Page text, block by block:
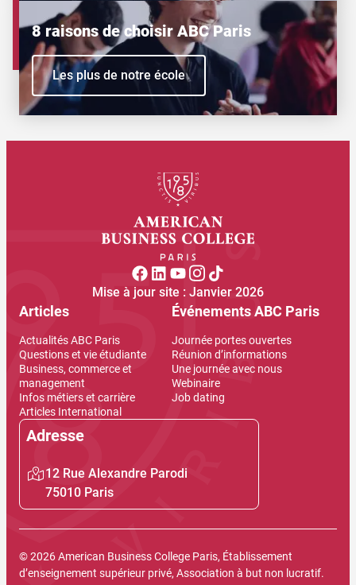
8 raisons de choisir ABC Paris
Les plus de notre école
Mise à jour site : Janvier 2026
Articles
Actualités ABC Paris
Questions et vie étudiante
Business, commerce et
management
Infos métiers et carrière
Articles International
Événements ABC Paris
Journée portes ouvertes
Réunion d’informations
Une journée avec nous
Webinaire
Job dating
Adresse
12 Rue Alexandre Parodi
75010 Paris
© 2026 American Business College Paris, Établissement
d’enseignement supérieur privé, Association à but non lucratif.